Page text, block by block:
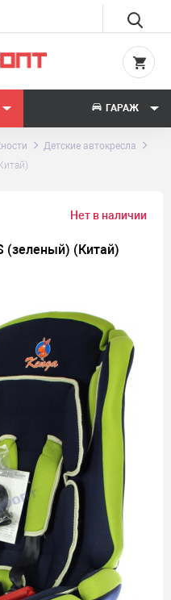
ГАРАЖ
Детские автокресла
Нет в наличии
(зеленый) (Китай)